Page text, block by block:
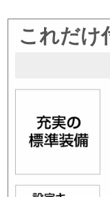
これだけ